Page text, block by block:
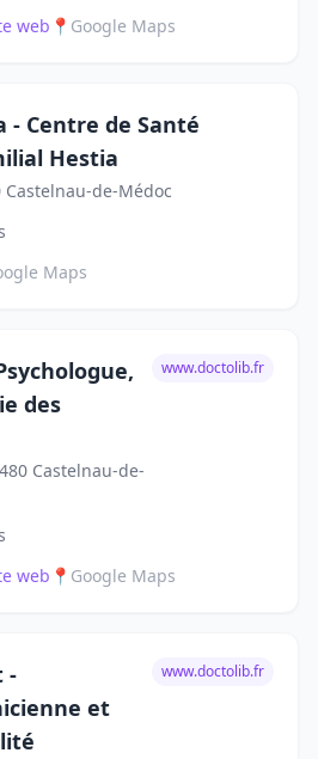
web 📍 Google Maps
- Centre de Santé
Hestia
Castelnau-de-Médoc
Maps
des
Castelnau-de-
www.doctolib.fr
web 📍 Google Maps
-
et
www.doctolib.fr